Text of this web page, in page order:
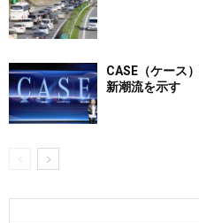
CASE（ケース
新潮流を示す